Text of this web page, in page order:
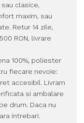
clasice,
maxim, sau
Retur 14 zile,
RON, livrare
100%, poliester
fiecare nevoie:
accesibil. Livram
si ambalare
drum. Daca nu
intrebari.